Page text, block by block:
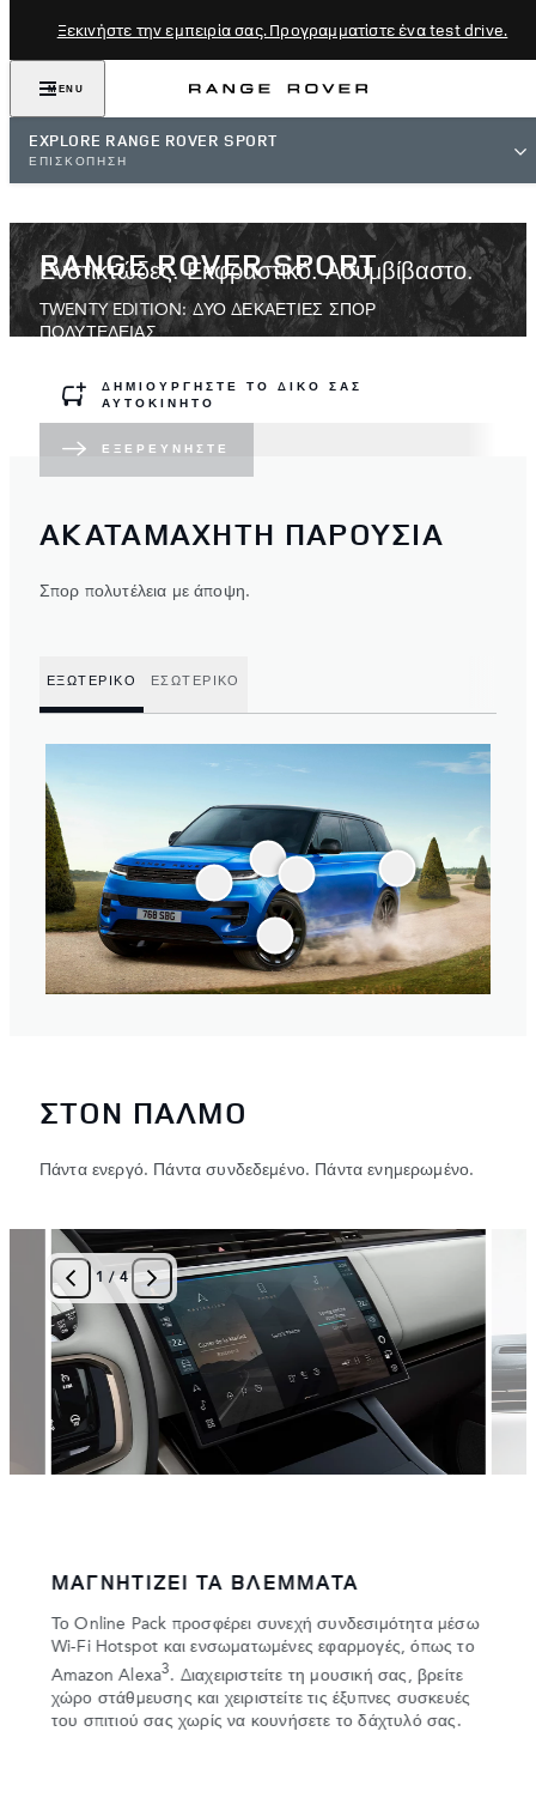
Ξεκινήστε την εμπειρία σας. Προγραμματίστε ένα test drive.
MENU
EXPLORE RANGE ROVER SPORT
ΕΠΙΣΚΟΠΗΣΗ
RANGE ROVER SPORT
TWENTY EDITION: ΔΥΟ ΔΕΚΑΕΤΙΕΣ ΣΠΟΡ
ΠΟΛΥΤΕΛΕΙΑΣ
ΔΗΜΙΟΥΡΓΗΣΤΕ ΤΟ ΔΙΚΟ ΣΑΣ
ΑΥΤΟΚΙΝΗΤΟ
ΕΞΕΡΕΥΝΉΣΤΕ
Ενστικτώδες. Εκφραστικό. Ασυμβίβαστο.
ΑΚΑΤΑΜΑΧΗΤΗ ΠΑΡΟΥΣΙΑ
Σπορ πολυτέλεια με άποψη.
ΕΞΩΤΕΡΙΚΟ ΕΣΩΤΕΡΙΚΟ
ΣΤΟΝ ΠΑΛΜΟ
Πάντα ενεργό. Πάντα συνδεδεμένο. Πάντα ενημερωμένο.
ΜΑΓΝΗΤΙΖΕΙ ΤΑ ΒΛΕΜΜΑΤΑ
Το Online Pack προσφέρει συνεχή συνδεσιμότητα μέσω
Wi‑Fi Hotspot και ενσωματωμένες εφαρμογές, όπως το
Amazon Alexa3. Διαχειριστείτε τη μουσική σας, βρείτε
χώρο στάθμευσης και χειριστείτε τις έξυπνες συσκευές
του σπιτιού σας χωρίς να κουνήσετε το δάχτυλό σας.
1 /4